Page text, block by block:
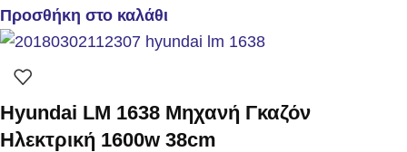
Προσθήκη στο καλάθι
Hyundai LM 1638 Μηχανή Γκαζόν
Ηλεκτρική 1600w 38cm